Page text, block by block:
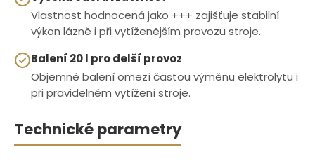
Vlastnost hodnocená jako +++ zajišťuje stabilní
výkon lázně i při vytíženějším provozu stroje.
Balení 20 l pro delší provoz
Objemné balení omezí častou výměnu elektrolytu i
při pravidelném vytížení stroje.
Technické parametry